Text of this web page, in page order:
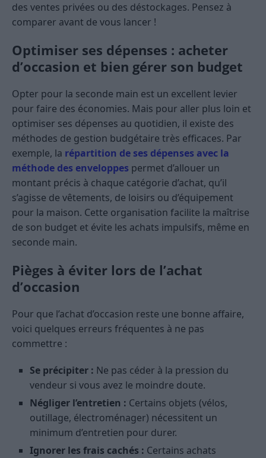
des ventes privées ou des déstockages. Pensez à
comparer avant de vous lancer !
Optimiser ses dépenses : acheter
d’occasion et bien gérer son budget
Opter pour la seconde main est un excellent levier
pour faire des économies. Mais pour aller plus loin et
optimiser ses dépenses au quotidien, il existe des
méthodes de gestion budgétaire très efficaces. Par
exemple, la répartition de ses dépenses avec la
méthode des enveloppes permet d’allouer un
montant précis à chaque catégorie d’achat, qu’il
s’agisse de vêtements, de loisirs ou d’équipement
pour la maison. Cette organisation facilite la maîtrise
de son budget et évite les achats impulsifs, même en
seconde main.
Pièges à éviter lors de l’achat
d’occasion
Pour que l’achat d’occasion reste une bonne affaire,
voici quelques erreurs fréquentes à ne pas
commettre :
Se précipiter : Ne pas céder à la pression du
vendeur si vous avez le moindre doute.
Négliger l’entretien : Certains objets (vélos,
outillage, électroménager) nécessitent un
minimum d’entretien pour durer.
Ignorer les frais cachés : Certains achats